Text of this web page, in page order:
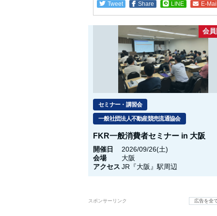
Tweet Share LINE E-
会
セミナー・講習会
一般社団法人不動産競売流通協会
FKR一般消費者セミナー in 大阪
開催日
2026/09/26(土)
会場
大阪
アクセス JR『大阪』駅周辺
スポンサーリンク 広告を全